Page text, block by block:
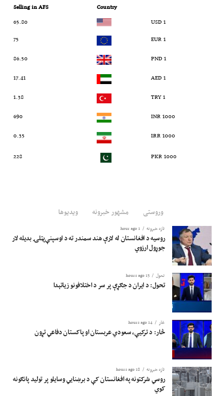
Country
Selling in AFS
1 USD
65.80
1 EUR
75
1 PND
86.50
1 AED
17.41
1 TRY
1.38
1000 INR
690
1000 IRR
0.35
1000 PKR
228
وروستی مشهور خبرونه ویدیوها
تازه خبرونه 1 hour ago
روسیه د افغانستان له لارې هند سمندر ته د اوسپنې‌پټلۍ بدیله لار
جوړول ارزوي
تحول 13 hours ago
تحول: د ایران د جګړې پر سر د اختلافونو زیاتېدا
څار 14 hours ago
څار: د ترکیې، سعودي عربستان او پاکستان دفاعي تړون
تازه خبرونه 18 hours ago
روسي شرکتونه په افغانستان کې د برښنايي وسایلو پر تولید پانګونه
کوي